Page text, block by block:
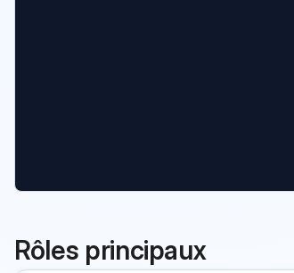
Rôles principaux